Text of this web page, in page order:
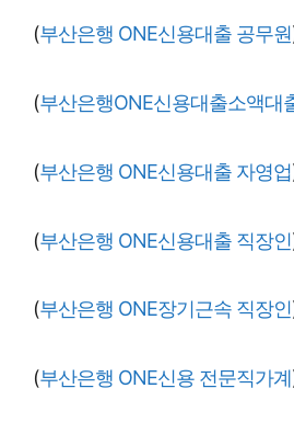
(부산은행 ONE신용대출 공무원
(부산은행ONE신용대출소액대
(부산은행 ONE신용대출 자영업
(부산은행 ONE신용대출 직장인
(부산은행 ONE장기근속 직장인
(부산은행 ONE신용 전문직가계